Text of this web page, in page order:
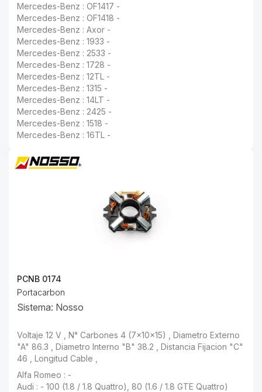
Mercedes-Benz : OF1417 -
Mercedes-Benz : OF1418 -
Mercedes-Benz : Axor -
Mercedes-Benz : 1933 -
Mercedes-Benz : 2533 -
Mercedes-Benz : 1728 -
Mercedes-Benz : 12TL -
Mercedes-Benz : 1315 -
Mercedes-Benz : 14LT -
Mercedes-Benz : 2425 -
Mercedes-Benz : 1518 -
Mercedes-Benz : 16TL -
PCNB 0174
Portacarbon
Sistema: Nosso
Voltaje 12 V , N° Carbones 4 (7x10x15) , Diametro Externo "A" 86.3 , Diametro Interno "B" 38.2 , Distancia Fijacion "C" 46 , Longitud Cable ,
Audi : - 100 (1.8 / 1.8 Quattro), 80 (1.6 / 1.8 GTE Quattro)